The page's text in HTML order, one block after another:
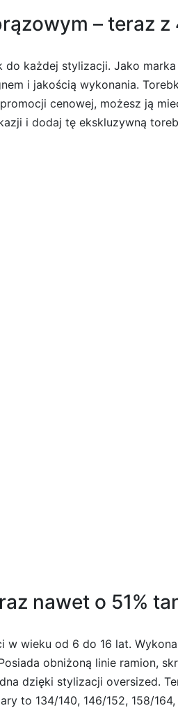
– teraz z
każdej stylizacji. Jako marka
i jakością wykonania.
cenowej, możesz ją
i dodaj tę ekskluzywną
nawet o 51%
wieku od 6 do 16 lat.
obniżoną linie ramion,
dzięki stylizacji oversized.
to 134/140, 146/152, 158/